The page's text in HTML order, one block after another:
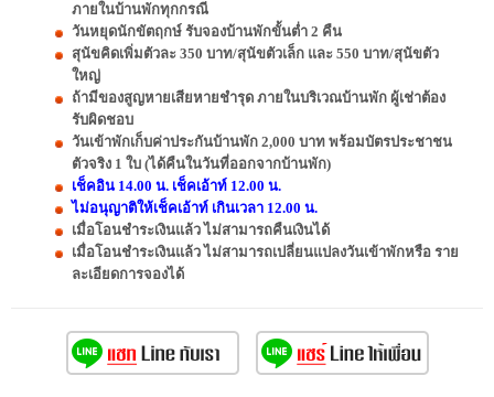
ภายในบ้านพักทุกกรณี
วันหยุดนักขัตฤกษ์ รับจองบ้านพักขั้นต่ำ 2 คืน
สุนัขคิดเพิ่มตัวละ 350 บาท/สุนัขตัวเล็ก และ 550 บาท/สุนัขตัว
ใหญ่
ถ้ามีของสูญหายเสียหายชำรุด ภายในบริเวณบ้านพัก ผู้เช่าต้อง
รับผิดชอบ
วันเข้าพักเก็บค่าประกันบ้านพัก 2,000 บาท พร้อมบัตรประชาชน
ตัวจริง 1 ใบ (ได้คืนในวันที่ออกจากบ้านพัก)
เช็คอิน 14.00 น. เช็คเอ้าท์ 12.00 น.
ไม่อนุญาติให้เช็คเอ้าท์ เกินเวลา 12.00 น.
เมื่อโอนชำระเงินแล้ว ไม่สามารถคืนเงินได้
เมื่อโอนชำระเงินแล้ว ไม่สามารถเปลี่ยนแปลงวันเข้าพักหรือ ราย
ละเอียดการจองได้